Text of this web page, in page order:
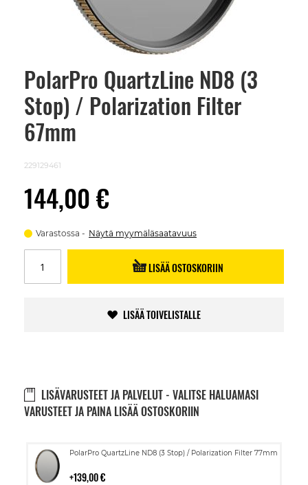
PolarPro QuartzLine ND8 (3
Stop) / Polarization Filter
67mm
229129461
144,00 €
Varastossa Näytä myymäläsaatavuus
LISÄÄ OSTOSKORIIN
LISÄÄ TOIVELISTALLE
LISÄVARUSTEET JA PALVELUT - VALITSE HALUAMASI
VARUSTEET JA PAINA LISÄÄ OSTOSKORIIN
PolarPro QuartzLine ND8 (3 Stop) / Polarization Filter 77mm
139,00 €
Lisää
Skip
beginning
images